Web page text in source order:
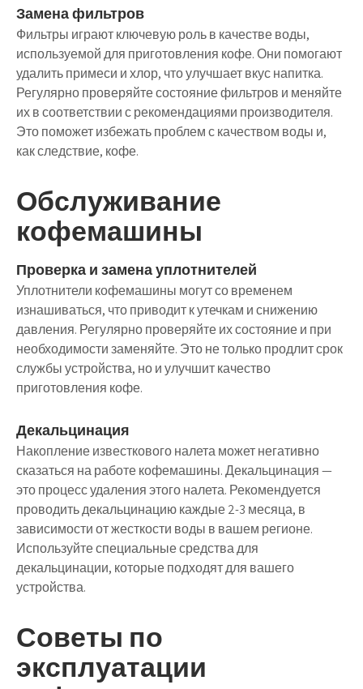
Замена фильтров
Фильтры играют ключевую роль в качестве воды,
используемой для приготовления кофе. Они помогают
удалить примеси и хлор, что улучшает вкус напитка.
Регулярно проверяйте состояние фильтров и меняйте
их в соответствии с рекомендациями производителя.
Это поможет избежать проблем с качеством воды и,
как следствие, кофе.
Обслуживание
кофемашины
Проверка и замена уплотнителей
Уплотнители кофемашины могут со временем
изнашиваться, что приводит к утечкам и снижению
давления. Регулярно проверяйте их состояние и при
необходимости заменяйте. Это не только продлит срок
службы устройства, но и улучшит качество
приготовления кофе.
Декальцинация
Накопление известкового налета может негативно
сказаться на работе кофемашины. Декальцинация —
это процесс удаления этого налета. Рекомендуется
проводить декальцинацию каждые 2-3 месяца, в
зависимости от жесткости воды в вашем регионе.
Используйте специальные средства для
декальцинации, которые подходят для вашего
устройства.
Советы по
эксплуатации